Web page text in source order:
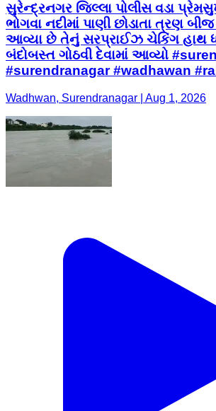
સુરેન્દ્રનગર જિલ્લા પોલીસ વડા
ભોગવા નદીમાં પાણી છોડાતા ત્રણ
આવ્યા છે તેનું સરપ્રાઈઝ ચેકિંગ હાથ
બંદોબસ્ત ગોઠવી દેવામાં આવ્યો
#surendranagar #wadhawan
Wadhwan, Surendranagar | Aug 1, 2026